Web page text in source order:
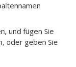
und fügen Sie
oder geben Sie